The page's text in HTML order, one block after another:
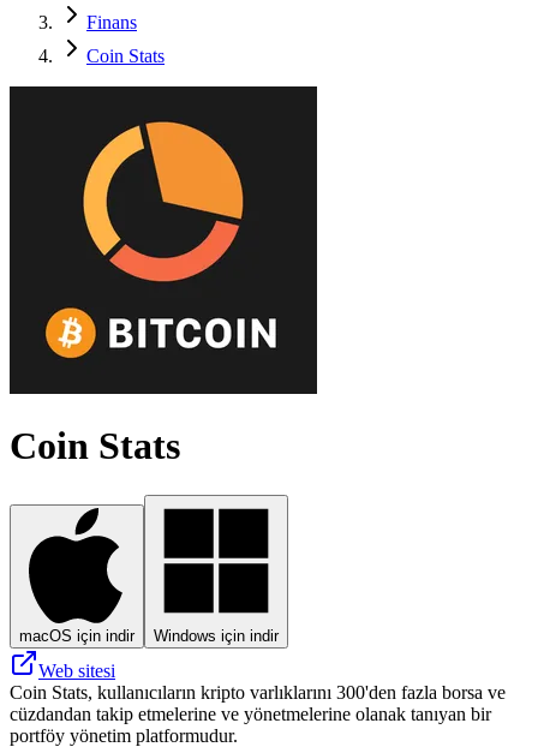
Finans
Coin Stats
Coin Stats
macOS için indir Windows için indir
Web sitesi
Coin Stats, kullanıcıların kripto varlıklarını 300'den fazla borsa ve
cüzdandan takip etmelerine ve yönetmelerine olanak tanıyan bir
portföy yönetim platformudur.